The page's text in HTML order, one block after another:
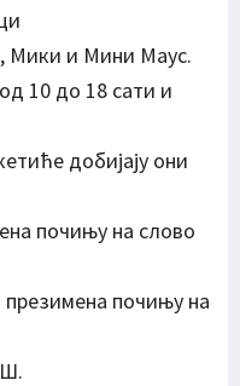
Мики и Мини Маус.
10 до 18 сати и
добијају они
почињу на слово
презимена почињу на